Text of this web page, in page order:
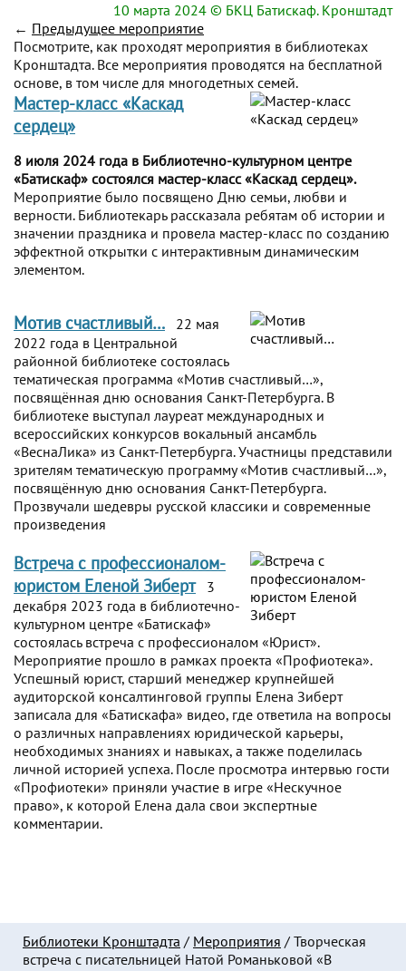
10 марта 2024 © БКЦ Батискаф. Кронштадт
← Предыдущее мероприятие
Посмотрите, как проходят мероприятия в библиотеках
Кронштадта. Все мероприятия проводятся на бесплатной
основе, в том числе для многодетных семей.
Мастер-класс «Каскад
сердец»
8 июля 2024 года в Библиотечно-культурном центре
«Батискаф» состоялся мастер-класс «Каскад сердец».
Мероприятие было посвящено Дню семьи, любви и
верности. Библиотекарь рассказала ребятам об истории и
значении праздника и провела мастер-класс по созданию
эффектной открытки с интерактивным динамическим
элементом.
Мотив счастливый…
22 мая
2022 года в Центральной
районной библиотеке состоялась
тематическая программа «Мотив счастливый…»,
посвящённая дню основания Санкт-Петербурга. В
библиотеке выступал лауреат международных и
всероссийских конкурсов вокальный ансамбль
«ВеснаЛика» из Санкт-Петербурга. Участницы представили
зрителям тематическую программу «Мотив счастливый…»,
посвящённую дню основания Санкт-Петербурга.
Прозвучали шедевры русской классики и современные
произведения
Встреча с профессионалом-
юристом Еленой Зиберт
3
декабря 2023 года в библиотечно-
культурном центре «Батискаф»
состоялась встреча с профессионалом «Юрист».
Мероприятие прошло в рамках проекта «Профиотека».
Успешный юрист, старший менеджер крупнейшей
аудиторской консалтинговой группы Елена Зиберт
записала для «Батискафа» видео, где ответила на вопросы
о различных направлениях юридической карьеры,
необходимых знаниях и навыках, а также поделилась
личной историей успеха. После просмотра интервью гости
«Профиотеки» приняли участие в игре «Нескучное
право», к которой Елена дала свои экспертные
комментарии.
Библиотеки Кронштадта / Мероприятия / Творческая
встреча с писательницей Натой Романьковой «В